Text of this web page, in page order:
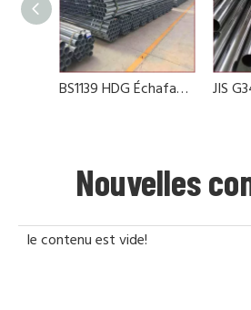
BS1139 HDG Échafaudage en acier galvanisé
Nouvelles
le contenu est vide!